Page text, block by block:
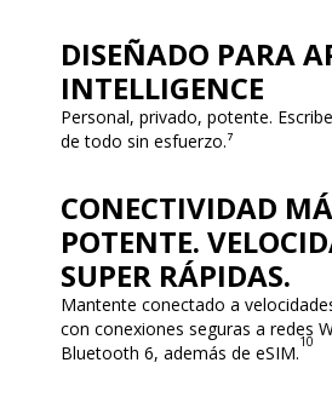
DISEÑADO PARA
INTELLIGENCE
Personal, privado, potente.
de todo sin esfuerzo.⁷
CONECTIVIDAD
POTENTE.
SUPER RÁPIDAS.
Mantente conectado a
con conexiones seguras a redes
Bluetooth 6, además de eSIM.10